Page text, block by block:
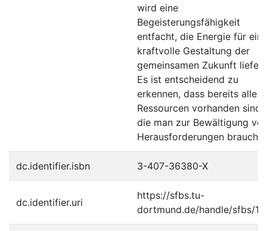
wird eine
Begeisterungsfähigkeit
entfacht, die Energie für eine
kraftvolle Gestaltung der
gemeinsamen Zukunft
Es ist entscheidend zu
erkennen, dass bereits alle
Ressourcen vorhanden sind,
die man zur Bewältigung
Herausforderungen braucht.
dc.identifier.isbn 3-407-36380-X
dc.identifier.uri
https://sfbs.tu-
dortmund.de/handle/sfbs/